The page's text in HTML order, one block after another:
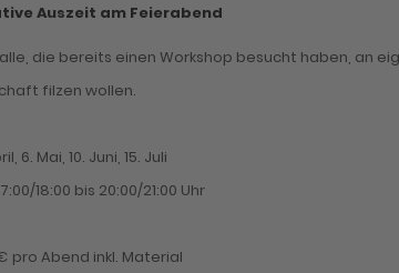
Auszeit am Feierabend
die bereits einen Workshop besucht haben, an
filzen wollen.
6. Mai, 10. Juni, 15. Juli
18:00 bis 20:00/21:00 Uhr
pro Abend inkl. Material